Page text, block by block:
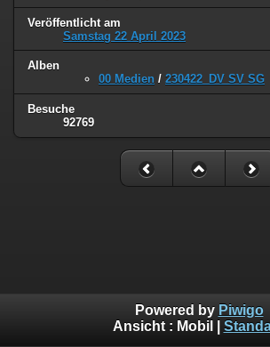
Veröffentlicht am
Samstag 22 April 2023
Alben
00 Medien / 230422_DV SV SG
Besuche
92769
Powered by Piwigo
Ansicht : Mobil